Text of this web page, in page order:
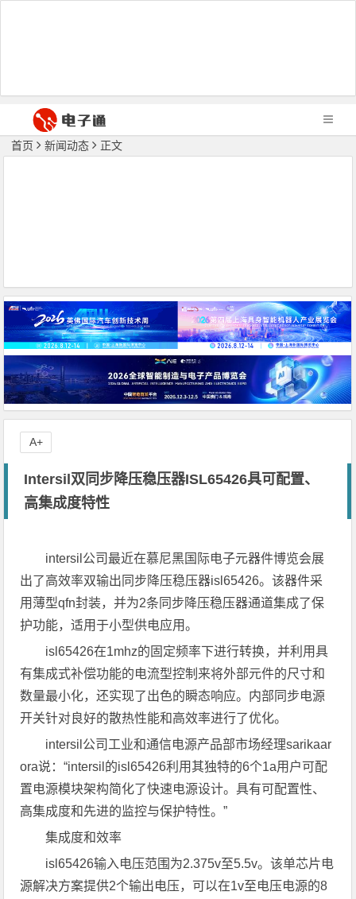
首页 新闻动态 正文
Intersil双同步降压稳压器ISL65426具可配置、
高集成度特性
intersil公司最近在慕尼黑国际电子元器件博览会展
出了高效率双输出同步降压稳压器isl65426。该器件采
用薄型qfn封装，并为2条同步降压稳压器通道集成了保
护功能，适用于小型供电应用。
isl65426在1mhz的固定频率下进行转换，并利用具
有集成式补偿功能的电流型控制来将外部元件的尺寸和
数量最小化，还实现了出色的瞬态响应。内部同步电源
开关针对良好的散热性能和高效率进行了优化。
intersil公司工业和通信电源产品部市场经理sarikaar
ora说：“intersil的isl65426利用其独特的6个1a用户可配
置电源模块架构简化了快速电源设计。具有可配置性、
高集成度和先进的监控与保护特性。”
集成度和效率
isl65426输入电压范围为2.375v至5.5v。该单芯片电
源解决方案提供2个输出电压，可以在1v至电压电源的8
A+